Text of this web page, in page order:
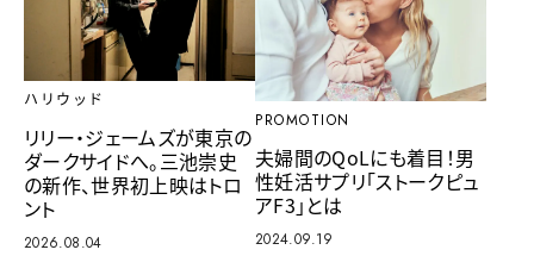
ハリウッド
リリー・ジェームズが東京の
ダークサイドへ。三池崇史
の新作、世界初上映はトロ
ント
2026.08.04
PROMOTION
夫婦間のQoLにも着目！男
性妊活サプリ「ストークピュ
アF3」とは
2024.09.19